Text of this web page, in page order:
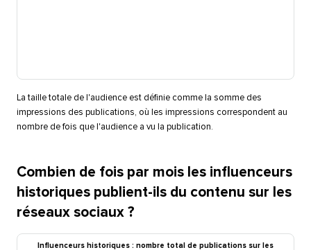
La taille totale de l'audience est définie comme la somme des
impressions des publications, où les impressions correspondent au
nombre de fois que l'audience a vu la publication.​​
Combien de fois par mois les influenceurs
historiques publient-ils du contenu sur les
réseaux sociaux ?​​
Influenceurs historiques : nombre total de publications sur les